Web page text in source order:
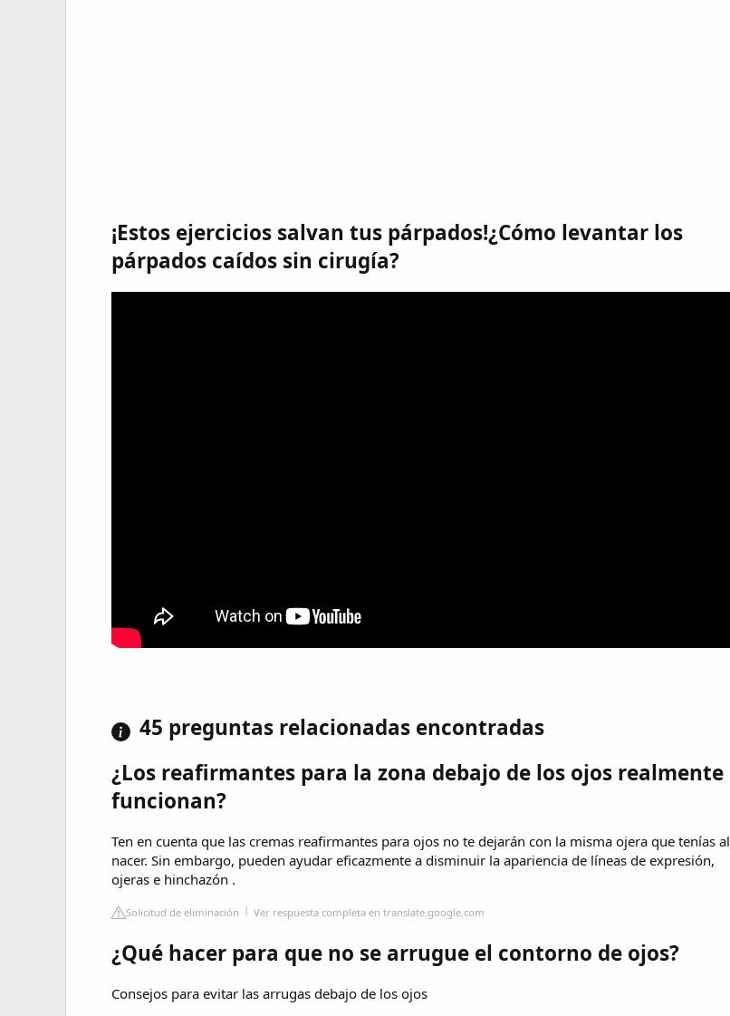
¡Estos ejercicios salvan tus párpados!¿Cómo levantar los
párpados caídos sin cirugía?
45 preguntas relacionadas encontradas
¿Los reafirmantes para la zona debajo de los ojos realmente
funcionan?
Ten en cuenta que las cremas reafirmantes para ojos no te dejarán con la misma ojera que tenías al
nacer. Sin embargo, pueden ayudar eficazmente a disminuir la apariencia de líneas de expresión,
ojeras e hinchazón .
Solicitud de eliminación Ver respuesta completa en translate.google.com
¿Qué hacer para que no se arrugue el contorno de ojos?
Consejos para evitar las arrugas debajo de los ojos